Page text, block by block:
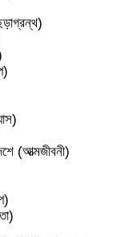
(আত্মজীবনী)